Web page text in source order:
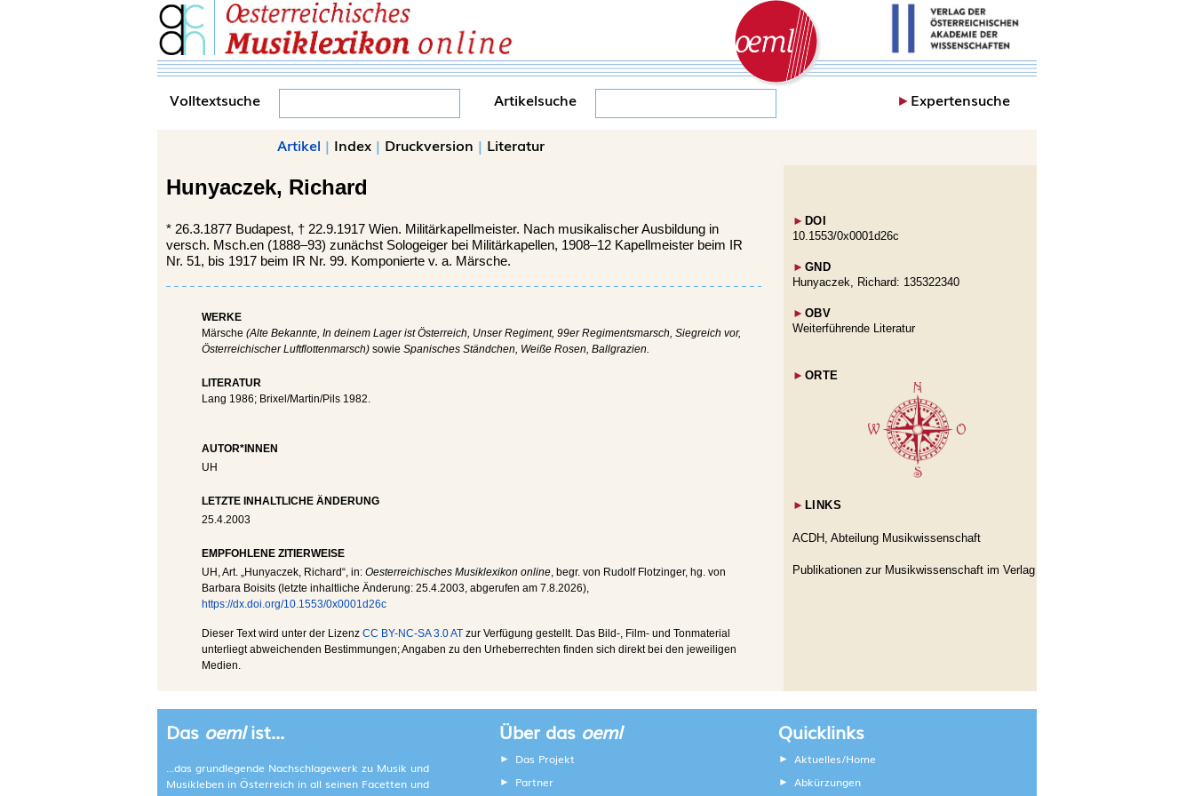
Volltextsuche Artikelsuche ►Expertensuche
Artikel | Index | Druckversion | Literatur
Hunyaczek, Richard
* 26.3.1877 Budapest, † 22.9.1917 Wien. Militärkapellmeister. Nach musikalischer Ausbildung in
versch. Msch.en (1888–93) zunächst Sologeiger bei Militärkapellen, 1908–12 Kapellmeister beim IR
Nr. 51, bis 1917 beim IR Nr. 99. Komponierte v. a. Märsche.
WERKE
Märsche (Alte Bekannte, In deinem Lager ist Österreich, Unser Regiment, 99er Regimentsmarsch, Siegreich vor,
Österreichischer Luftflottenmarsch) sowie Spanisches Ständchen, Weiße Rosen, Ballgrazien.
LITERATUR
Lang 1986; Brixel/Martin/Pils 1982.
AUTOR*INNEN
UH
LETZTE INHALTLICHE ÄNDERUNG
25.4.2003
EMPFOHLENE ZITIERWEISE
UH , Art. „Hunyaczek, Richard“, in: Oesterreichisches Musiklexikon online, begr. von Rudolf Flotzinger, hg. von
Barbara Boisits (letzte inhaltliche Änderung: 25.4.2003, abgerufen am 7.8.2026),
https://dx.doi.org/10.1553/0x0001d26c
Dieser Text wird unter der Lizenz CC BY-NC-SA 3.0 AT zur Verfügung gestellt. Das Bild-, Film- und Tonmaterial
unterliegt abweichenden Bestimmungen; Angaben zu den Urheberrechten finden sich direkt bei den jeweiligen
Medien.
► DOI
10.1553/0x0001d26c
► GND
Hunyaczek, Richard: 135322340
► OBV
Weiterführende Literatur
► ORTE
► LINKS
ACDH, Abteilung Musikwissenschaft
Publikationen zur Musikwissenschaft im Verlag
Das oemlist...
...das grundlegende Nachschlagewerk zu Musik und
Musikleben in Österreich in all seinen Facetten und
Über das oeml
Das Projekt
Partner
Quicklinks
Aktuelles/Home
Abkürzungen